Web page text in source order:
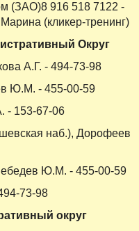
(ЗАО)8 916 518 7122 -
(кликер-тренинг)
Округ
А.Г. - 494-73-98
Ю.М. - 455-00-59
- 153-67-06
наб.), Дорофеев
Ю.М. - 455-00-59
73-98
округ